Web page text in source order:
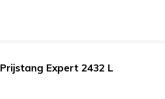
Prijstang Expert 2432 L